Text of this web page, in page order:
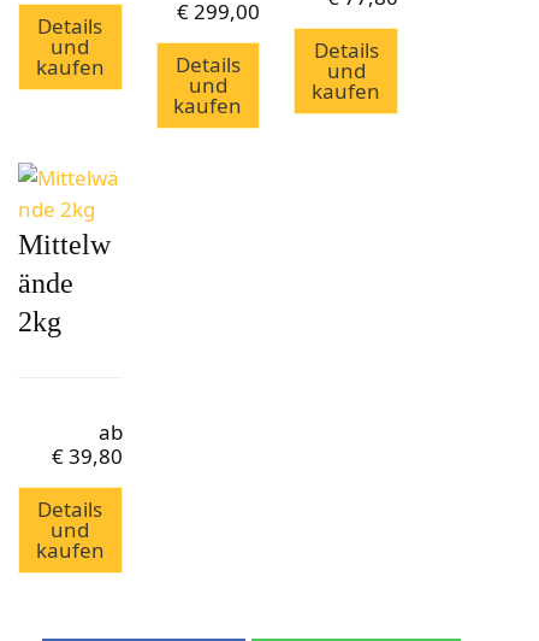
Details
und
kaufen
€299,00
Details
und
kaufen
Details
und
kaufen
Mittelw
ände
2kg
ab
€39,80
Details
und
kaufen